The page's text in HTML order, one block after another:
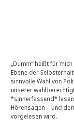
„Dumm“ heißt für
Ebene der
sinnvolle Wahl von
unserer
*sinnerfassend*
Hörensagen – und
vorgelesen wird.